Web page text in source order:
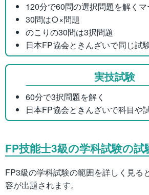
120分で60問の選択問題を解く
30問は○×問題
のこりの30問は3択問題
日本FP協会ときんざいで同じ試
実技試験
60分で3択問題を解く
日本FP協会ときんざいで科目や
FP技能士3級の学科試験の試
FP3級の学科試験の範囲を詳しく見る
容が出題されます。